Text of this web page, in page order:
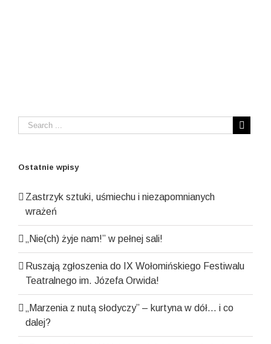
Ostatnie wpisy
Zastrzyk sztuki, uśmiechu i niezapomnianych
wrażeń
„Nie(ch) żyje nam!” w pełnej sali!
Ruszają zgłoszenia do IX Wołomińskiego Festiwalu
Teatralnego im. Józefa Orwida!
„Marzenia z nutą słodyczy” – kurtyna w dół… i co
dalej?